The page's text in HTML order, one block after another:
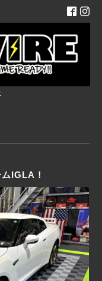
IGLA！